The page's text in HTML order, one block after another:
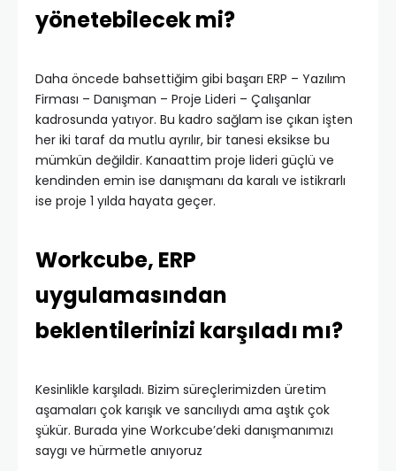
yönetebilecek mi?
Daha öncede bahsettiğim gibi başarı ERP – Yazılım
Firması – Danışman – Proje Lideri – Çalışanlar
kadrosunda yatıyor. Bu kadro sağlam ise çıkan işten
her iki taraf da mutlu ayrılır, bir tanesi eksikse bu
mümkün değildir. Kanaattim proje lideri güçlü ve
kendinden emin ise danışmanı da karalı ve istikrarlı
ise proje 1 yılda hayata geçer.
Workcube, ERP
uygulamasından
beklentilerinizi karşıladı mı?
Kesinlikle karşıladı. Bizim süreçlerimizden üretim
aşamaları çok karışık ve sancılıydı ama aştık çok
şükür. Burada yine Workcube’deki danışmanımızı
saygı ve hürmetle anıyoruz